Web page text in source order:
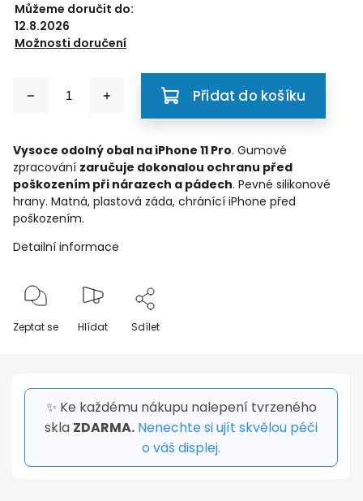
Můžeme doručit do:
12.8.2026
Možnosti doručení
Přidat do košíku
Vysoce odolný obal na iPhone 11 Pro. Gumové
zpracování zaručuje dokonalou ochranu před
poškozením při nárazech a pádech. Pevné silikonové
hrany. Matná, plastová záda, chránící iPhone před
poškozením.
Detailní informace
Zeptat se Hlídat Sdílet
✨ Ke každému nákupu nalepení tvrzeného
skla ZDARMA. Nenechte si ujít skvělou péči
o váš displej.